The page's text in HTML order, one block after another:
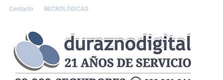
Contacto NECROLÓGICAS